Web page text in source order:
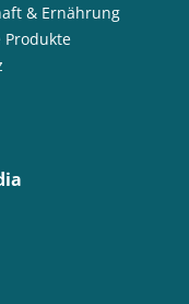
& Ernährung
Produkte